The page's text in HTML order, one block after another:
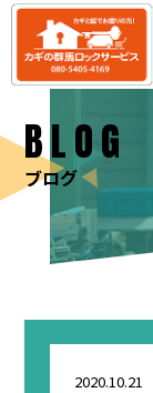
BLOG
ブログ
2020.10.21